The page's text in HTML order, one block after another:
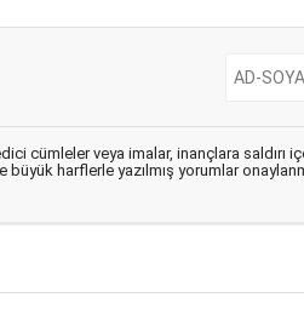
cümleler veya imalar, inançlara saldırı
büyük harflerle yazılmış yorumlar